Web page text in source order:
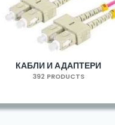
КАБЛИ И АДАПТЕРИ
392 PRODUCTS